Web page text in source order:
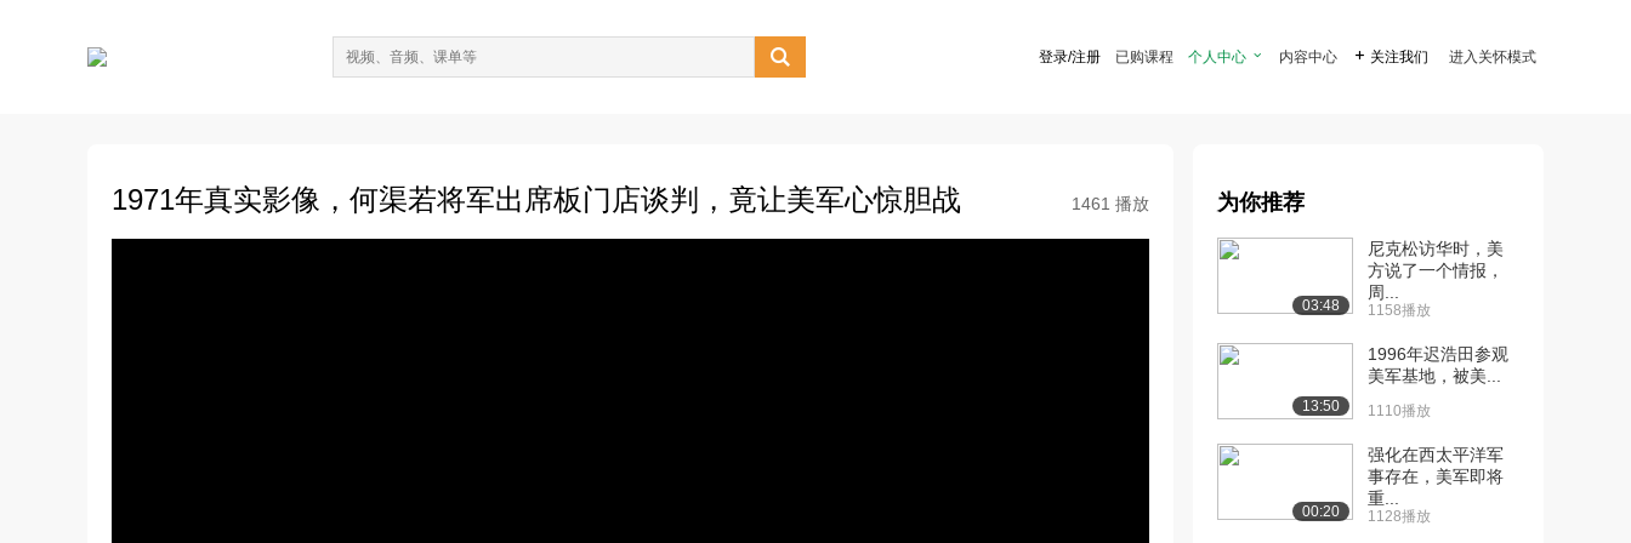
 登录/注册 已购课程 个人中心  内容中心  关注我们 进入关怀模式
1971年真实影像，何渠若将军出席板门店谈判，竟让美军心惊胆战 1461 播放 为你推荐
03:48
尼克松访华时，美
方说了一个情报，
周...
1158播放
13:50
1996年迟浩田参观
美军基地，被美...
1110播放
00:20
强化在西太平洋军
事存在，美军即将
重...
1128播放